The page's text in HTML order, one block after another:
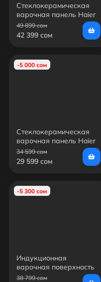
Стеклокерамическая
варочная панель Haier
HHY-C64TOVB
49 899 сом
42 399 сом
-5 000 сом
Стеклокерамическая
варочная панель Haier
HHY-C64RVB
34 599 сом
29 599 сом
-5 300 сом
Индукционная
варочная поверхность
Haier HHX-Y64NVB
38 799 сом